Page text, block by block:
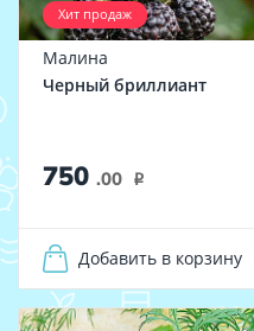
Хит продаж
Малина
Черный бриллиант
750 .00 i
Добавить в корзину